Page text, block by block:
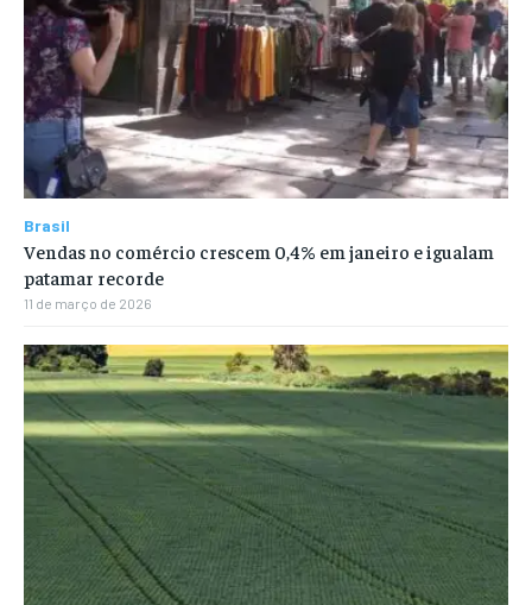
Brasil
Vendas no comércio crescem 0,4% em janeiro e igualam
patamar recorde
11 de março de 2026